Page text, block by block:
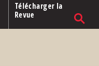
Télécharger la
Revue